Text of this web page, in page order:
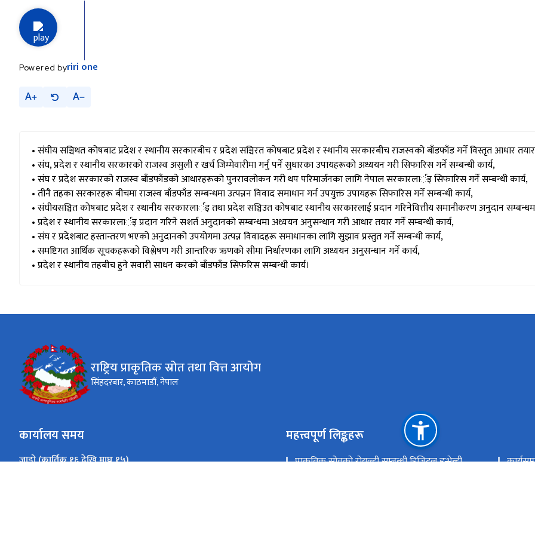
Powered byriri one
A A
• संघीय सञ्चिथत कोषबाट प्रदेश र स्थानीय सरकारबीच र प्रदेश सञ्चिरत कोषबाट प्रदेश र स्थानीय सरकारबीच राजस्वको बाँडफाँड गर्ने विस्तृत आधार तयार
• संघ, प्रदेश र स्थानीय सरकारको राजस्व असुली र खर्च जिम्मेवारीमा गर्नु पर्ने सुधारका उपायहरूको अध्ययन गरी सिफारिस गर्ने सम्बन्धी कार्य,
• संघ र प्रदेश सरकारको राजस्व बाँडफाँडको आधारहरूको पुनरावलोकन गरी थप परिमार्जनका लागि नेपाल सरकारलार्इ सिफारिस गर्ने सम्बन्धी कार्य,
• तीनै तहका सरकारहरू बीचमा राजस्व बाँडफाँड सम्बन्धमा उत्पन्नन विवाद समाधान गर्न उपयुक्त उपायहरू सिफारिस गर्ने सम्बन्धी कार्य,
• संघीयसञ्चित कोषबाट प्रदेश र स्थानीय सरकारलार्इ तथा प्रदेश सञ्चिउत कोषबाट स्थानीय सरकारलाई प्रदान गरिनेवित्तीय समानीकरण अनुदान
• प्रदेश र स्थानीय सरकारलार्इ प्रदान गरिने सशर्त अनुदानको सम्बन्धमा अध्ययन अनुसन्धान गरी आधार तयार गर्ने सम्बन्धी कार्य,
• संघ र प्रदेशबाट हस्तान्तरण भएको अनुदानको उपयोगमा उत्पन्न विवादहरू समाधानका लागि सुझाव प्रस्तुत गर्ने सम्बन्धी कार्य,
• समष्टिगत आर्थिक सूचकहरूको विश्लेषण गरी आन्तरिक ऋणको सीमा निर्धारणका लागि अध्ययन अनुसन्धान गर्ने कार्य,
• प्रदेश र स्थानीय तहबीच हुने सवारी साधन करको बाँडफाँड सिफरिस सम्बन्धी कार्य।
राष्ट्रिय प्राकृतिक स्रोत तथा वित्त आयोग
सिंहदरबार, काठमाडौं, नेपाल
कार्यालय समय
जाडो (कार्तिक १६ देखि माघ १५)
महत्त्वपूर्ण लिङ्कहरू
प्राकृतिक स्रोतको रोयल्टी सम्बन्धी डिजिटल इन्भेन्ट्री